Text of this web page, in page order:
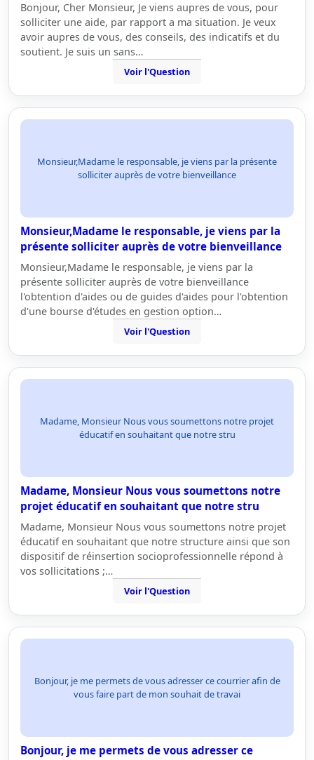
Bonjour, Cher Monsieur, Je viens aupres de vous, pour
solliciter une aide, par rapport a ma situation. Je veux
avoir aupres de vous, des conseils, des indicatifs et du
soutient. Je suis un sans…
Voir l'Question
Monsieur,Madame le responsable, je viens par la présente
solliciter auprès de votre bienveillance
Monsieur,Madame le responsable, je viens par la
présente solliciter auprès de votre bienveillance
Monsieur,Madame le responsable, je viens par la
présente solliciter auprès de votre bienveillance
l'obtention d'aides ou de guides d'aides pour l'obtention
d'une bourse d'études en gestion option…
Voir l'Question
Madame, Monsieur Nous vous soumettons notre projet
éducatif en souhaitant que notre stru
Madame, Monsieur Nous vous soumettons notre
projet éducatif en souhaitant que notre stru
Madame, Monsieur Nous vous soumettons notre projet
éducatif en souhaitant que notre structure ainsi que son
dispositif de réinsertion socioprofessionnelle répond à
vos sollicitations ;…
Voir l'Question
Bonjour, je me permets de vous adresser ce courrier afin de
vous faire part de mon souhait de travai
Bonjour, je me permets de vous adresser ce